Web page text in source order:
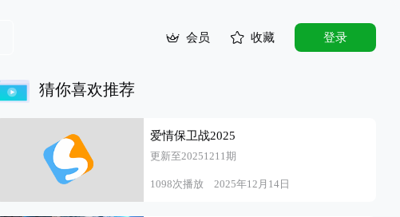
登录
收藏
会员
猜你喜欢推荐
爱情保卫战2025
更新至20251211期
1098次播放 2025年12月14日